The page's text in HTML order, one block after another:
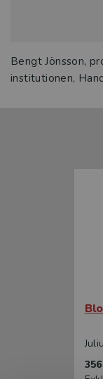
Bengt Jönsson,
institutionen,